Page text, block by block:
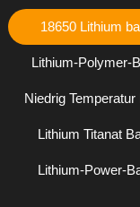
18650 Lithium
Lithium-Polymer-
Niedrig Temperatur
Lithium Titanat
Lithium-Power-